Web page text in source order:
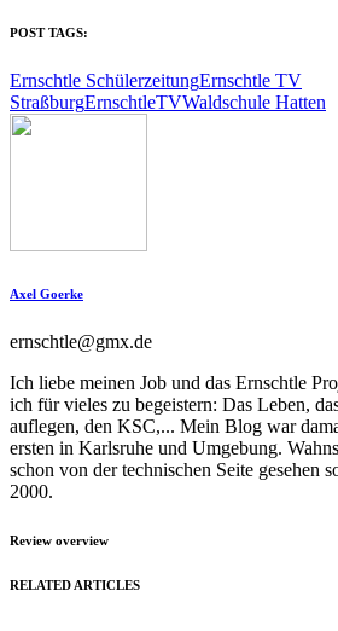
POST TAGS:
Ernschtle SchülerzeitungErnschtle TV
StraßburgErnschtleTVWaldschule Hatten
Axel Goerke
ernschtle@gmx.de
Ich liebe meinen Job und das Ernschtle
ich für vieles zu begeistern: Das Leben,
auflegen, den KSC,... Mein Blog war
ersten in Karlsruhe und Umgebung.
schon von der technischen Seite gesehen
2000.
Review overview
RELATED ARTICLES